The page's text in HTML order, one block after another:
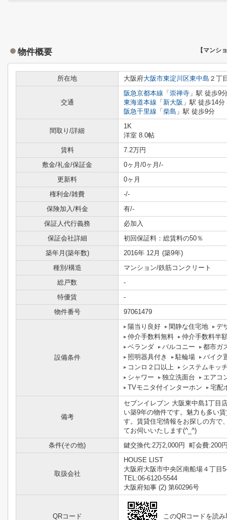
物件概要 【マンシ
所在地 大阪府大阪市東淀川区東中島 ２丁
交通
阪急京都本線 「 崇禅寺 」駅 徒歩9
東海道本線 「 新大阪 」駅 徒歩14分
阪急千里線 「 柴島 」駅 徒歩9分
間取り/詳細
1K
洋室 8.0帖
賃料
7.2万円
敷金/礼金/保証金
0ヶ月/0ヶ月/-
更新料
0ヶ月
権利金/雑費
-/-
保険加入/料金
有/-
保証人代行義務
必加入
保証会社詳細
初回保証料：総賃料の50％
築年月(築年数)
2016年 12月 (築9年)
種別/構造
マンション/鉄筋コンクリート
総戸数
-
特優賃
-
物件番号
97061479
設備条件
陽当り良好 閑静な住宅地
デ
仲介手数料無料
仲介手数料半
ベランダ
バルコニー
都市ガ
照明器具付き
駐輪場
バイク
コンロ２口以上
システムキッ
シャワー
独立洗面台
エアコ
TVモニタ付インターホン
宅配
備考
セブンイレブン 大阪東中島1丁目
い築9年の物件です。魅力も多い
す。賃貸住宅情報をお探しの方で
てお伺いいたします(^_^)
条件(その他)
鍵交換代:2万2,000円 町会費:200
取扱会社
HOUSE LIST
大阪府大阪市中央区南船場４丁目
TEL:06-6120-5544
大阪府知事 (2) 第60296号
QRコード このQRコードを読